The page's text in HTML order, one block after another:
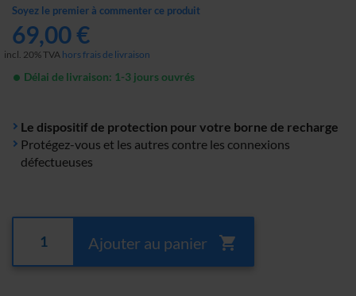
the
images
gallery
Soyez le premier à commenter ce produit
69,00 €
incl. 20% TVA hors frais de livraison
Délai de livraison: 1-3 jours ouvrés
Le dispositif de protection pour votre borne de recharge
Protégez-vous et les autres contre les connexions
défectueuses
Ajouter au panier